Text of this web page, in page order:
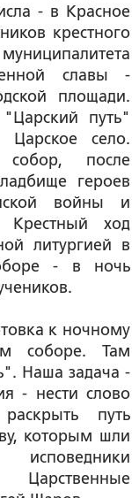
- в Красное
крестного
славы -
площади.
путь"
село.
после
героев
войны и
ход
литургией в
- в ночь
к ночному
соборе. Там
Наша задача -
- нести слово
путь
которым шли